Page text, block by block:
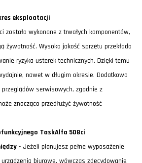
eksploatacji
zostało wykonane z trwałych komponentów,
żywotność. Wysoka jakość sprzętu przekłada
ryzyka usterek technicznych. Dzięki temu
nawet w długim okresie. Dodatkowo
serwisowych, zgodnie z
znacząco przedłużyć żywotność
TaskAlfa 508ci
- Jeżeli planujesz pełne wyposażenie
biurowe, wówczas zdecydowanie